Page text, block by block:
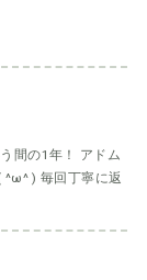
間の1年！ アドム
^ω^ ) 毎回丁寧に返